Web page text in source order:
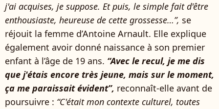
j'ai acquises, je suppose. Et puis, le simple fait d'être
enthousiaste, heureuse de cette grossesse…”, se
réjouit la femme d’Antoine Arnault. Elle explique
également avoir donné naissance à son premier
enfant à l’âge de 19 ans. “Avec le recul, je me dis
que j'étais encore très jeune, mais sur le moment,
ça me paraissait évident”, reconnaît-elle avant de
poursuivre : “C'était mon contexte culturel, toutes